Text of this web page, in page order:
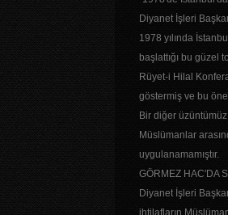
Diyanet İşleri
1978 yılında
başlattığı bu güzel
Rüyet-i Hilal
göstermiş ve bu
Bir diğer
Müslümanlar
uygulanamamıştır.
GÖRMEZ HAC'DA
Diyanet İşleri
ihtilafların